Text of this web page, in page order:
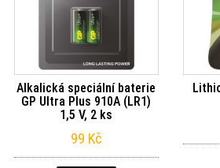
Alkalická speciální baterie
GP Ultra Plus 910A (LR1)
1,5 V, 2 ks
99 Kč